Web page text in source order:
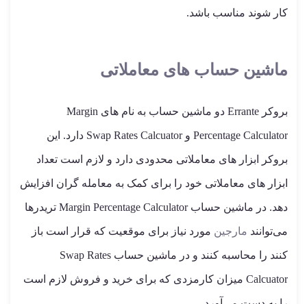
کار شوند مناسب باشد.
ماشین حساب های معاملاتی
بروکر Errante دو ماشین حساب به نام های Margin
Percentage Calculator و Swap Rates Calcuator دارد. این
بروکر ابزار های معاملاتی محدودی دارد و لازم است تعداد
ابزار های معاملاتی خود را برای کمک به معامله گران افزایش
دهد. در ماشین حساب Margin Percentage Calculator تریدرها
می‌توانند مارجین مورد نیاز برای موقعیت که قرار است باز
کنند را محاسبه کنند و در ماشین حساب Swap Rates
Calcuator میزان کارمزدی که برای خرید و فروش لازم است